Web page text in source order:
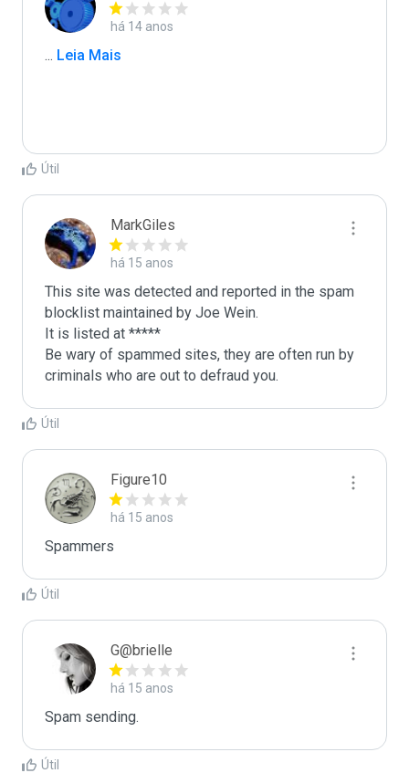
há 14 anos
... Leia Mais
Útil
MarkGiles
há 15 anos
This site was detected and reported in the spam
blocklist maintained by Joe Wein.
It is listed at *****
Be wary of spammed sites, they are often run by
criminals who are out to defraud you.
Útil
Figure10
há 15 anos
Spammers
Útil
G@brielle
há 15 anos
Spam sending.
Útil